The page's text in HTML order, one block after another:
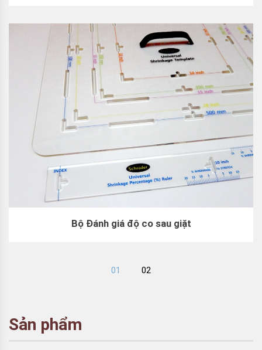
Bộ Đánh giá độ co sau giặt
01 02
Sản phẩm